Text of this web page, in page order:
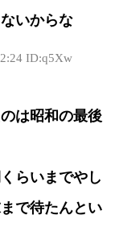
いからな
ID:q5Xw
は昭和の最後
らいまでやし
で待たんとい